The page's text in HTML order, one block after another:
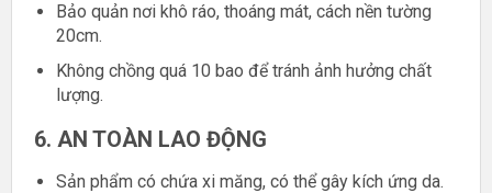
Bảo quản nơi khô ráo, thoáng mát, cách nền tường
20cm.
Không chồng quá 10 bao để tránh ảnh hưởng chất
lượng.
6. AN TOÀN LAO ĐỘNG
Sản phẩm có chứa xi măng, có thể gây kích ứng da.